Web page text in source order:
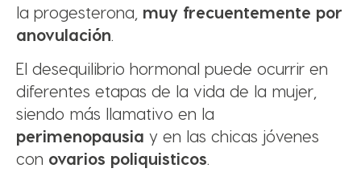
la progesterona, muy frecuentemente por
anovulación.
El desequilibrio hormonal puede ocurrir en
diferentes etapas de la vida de la mujer,
siendo más llamativo en la
perimenopausia y en las chicas jóvenes
con ovarios poliquisticos.